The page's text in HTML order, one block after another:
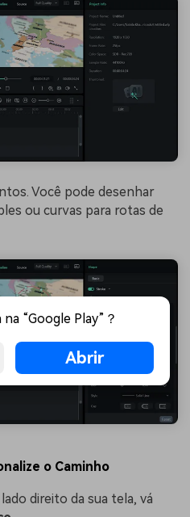
Você pode desenhar
ou curvas para rotas de
o Caminho
direito da sua tela, vá
“Google Play”？
Abrir